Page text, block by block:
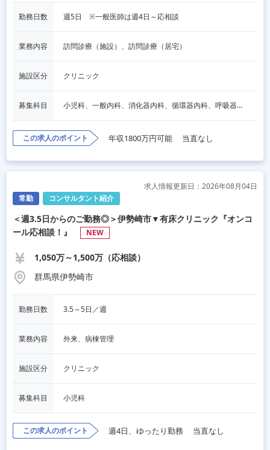
勤務日数 週5日　※一般医師は週4日～応相談
業務内容 訪問診療（施設）、訪問診療（居宅）
施設区分 クリニック
募集科目 小児科、一般内科、消化器内科、循環器内科、呼吸器内科、血液内科、心療内科、脳神経内科、内分泌内科、老人内科、一般外科、消化器外科、心臓外科、呼吸器外科、脳神経外科、整形外科、形成外科、リハビリテーション科、産婦人科、婦人科、精神科、眼科、耳鼻咽喉科、皮膚科、泌尿器科、放射線科、人工透析、麻酔科、美容外科、人間ドック・検診、その他
この求人のポイント 年収1800万円可能 当直なし
常勤 コンサルタント紹介
求人情報更新日：2026年08月04日
＜週3.5日からのご勤務◎＞伊勢崎市▼有床クリニック『オンコ
ール応相談！』
NEW
1,050万～1,500万（応相談）
群馬県伊勢崎市
勤務日数 3.5～5日／週
業務内容 外来、病棟管理
施設区分 クリニック
募集科目 小児科
この求人のポイント 週4日、ゆったり勤務 当直なし